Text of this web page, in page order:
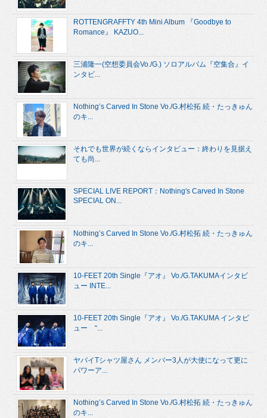
ROTTENGRAFFTY 4th Mini Album 『Goodbye to
Romance』 KAZUO...
三浦隆一(空想委員会Vo./G.) ソロアルバム『空集合』イ
ンタビ...
Nothing’s Carved In Stone Vo./G.村松拓 続・たっきゅん
のキ...
それでも世界が続くならインタビュー：終わりを見据え
ても尚...
SPECIAL LIVE REPORT：Nothing's Carved In Stone
SPECIAL ON...
Nothing’s Carved In Stone Vo./G.村松拓 続・たっきゅん
のキ...
10-FEET 20th Single『アオ』 Vo./G.TAKUMAインタビ
ュー INTE...
10-FEET 20th Single『アオ』 Vo./G.TAKUMA インタビ
ュー “...
ヤバイTシャツ屋さん メンバー3人が大使になって更に
パワーア...
Nothing’s Carved In Stone Vo./G.村松拓 続・たっきゅん
のキ...